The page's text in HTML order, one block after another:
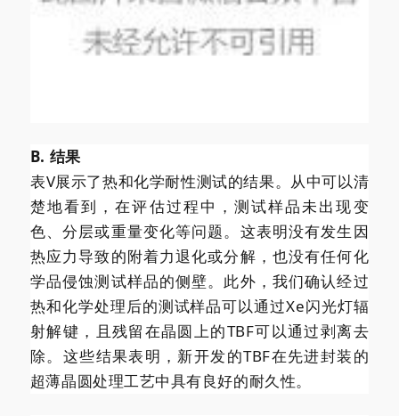
B. 结果
表V展示了热和化学耐性测试的结果。从中可以清
楚地看到，在评估过程中，测试样品未出现变
色、分层或重量变化等问题。这表明没有发生因
热应力导致的附着力退化或分解，也没有任何化
学品侵蚀测试样品的侧壁。此外，我们确认经过
热和化学处理后的测试样品可以通过Xe闪光灯辐
射解键，且残留在晶圆上的TBF可以通过剥离去
除。这些结果表明，新开发的TBF在先进封装的
超薄晶圆处理工艺中具有良好的耐久性。